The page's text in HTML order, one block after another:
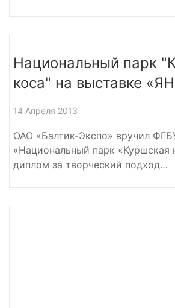
Национальный парк
коса" на выставке
14 Апреля 2013
ОАО «Балтик-Экспо» вручил
«Национальный парк «Куршская
диплом за творческий подход…